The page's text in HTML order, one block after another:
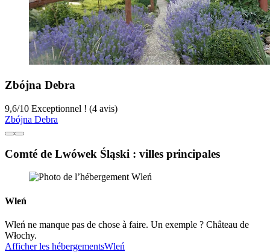
Zbójna Debra
9,6/10 Exceptionnel ! (4 avis)
Zbójna Debra
Comté de Lwówek Śląski : villes principales
Wleń
Wleń ne manque pas de chose à faire. Un exemple ? Château de
Włochy.
Afficher les hébergementsWleń